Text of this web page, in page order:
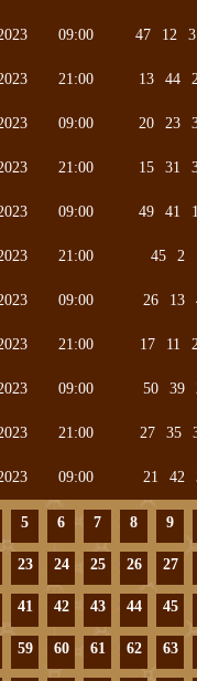
09:00 47 12
21:00 13 44
09:00 20 23
21:00 15 31
09:00 49 41
21:00 45 2
09:00 26 13
21:00 17 11
09:00 50 39
21:00 27 35
09:00 21 42
5 6 7 8 9
23 24 25 26 27
41 42 43 44 45
59 60 61 62 63